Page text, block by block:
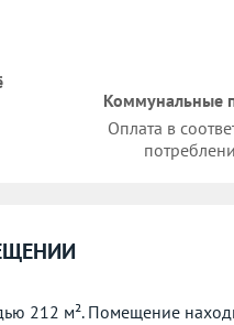
Коммунальные
Оплата в
212 м². Помещение